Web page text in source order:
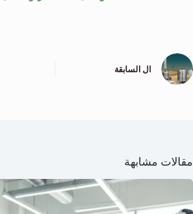
ال السابقة
مقالات مشابهة